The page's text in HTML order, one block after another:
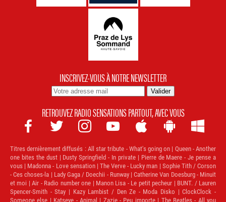
INSCRIVEZ-VOUS À NOTRE NEWSLETTER
RETROUVEZ RADIO SENSATIONS PARTOUT, AVEC VOUS
      
Titres dernièrement diffusés :All star tribute - What's going on | Queen - Another
one bites the dust | Dusty Springfield - In private | Pierre de Maere - Je pense a
vous | Madonna - Love sensation | The Verve - Lucky man | Sophie Tith / Corson
- Ces choses-la | Lady Gaga / Doechii - Runway | Catherine Van Doesburg - Minuit
et moi | Air - Radio number one | Manon Lisa - Le petit pecheur | BUNT. / Lauren
Spencer-Smith - Stay | Kazy Lambist / Den Ze - Moda Disko | ClockClock -
Someone else | Katseye - Animal | Zazie - Peu importe | The Beatles - All you